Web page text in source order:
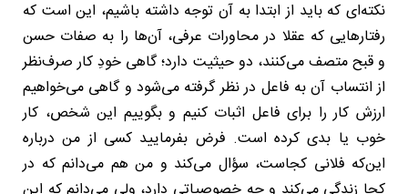
نکته‌ای که باید از ابتدا به آن توجه داشته باشیم، این است که
رفتارهایی که عقلا در محاورات عرفی، آن‌ها را به صفات حسن
و قبح متصف می‌کنند، دو حیثیت دارد؛ گاهی خودِ کار صرف‌نظر
از انتساب آن به فاعل در نظر گرفته می‌شود و گاهی می‌خواهیم
ارزش کار را برای فاعل اثبات کنیم و بگوییم این شخص، کار
خوب یا بدی کرده است. فرض بفرمایید کسی از من درباره
این‌که فلانی کجاست، سؤال می‌کند و من هم می‌دانم که در